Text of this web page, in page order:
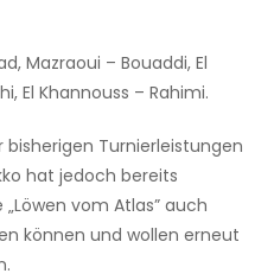
Mazraoui – Bouaddi, El
El Khannouss – Rahimi.
Turnierleistungen
hat jedoch bereits
vom Atlas” auch
können und wollen erneut